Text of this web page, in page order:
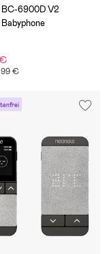
6900D V2
€